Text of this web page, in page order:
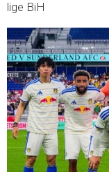
lige BiH